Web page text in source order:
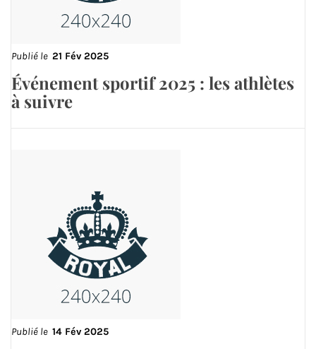
Publié le 21 Fév 2025
Événement sportif 2025 : les athlètes
à suivre
Publié le 14 Fév 2025